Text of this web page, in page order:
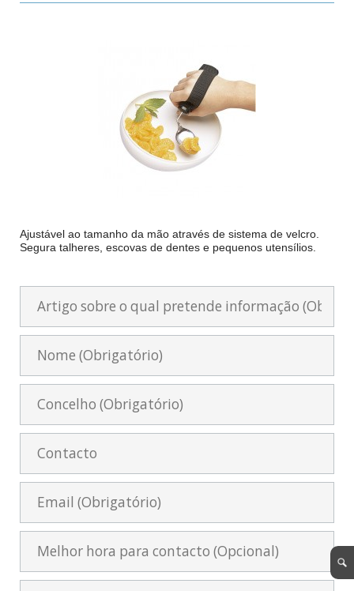
Ajustável ao tamanho da mão através de sistema de velcro.
Segura talheres, escovas de dentes e pequenos utensílios.